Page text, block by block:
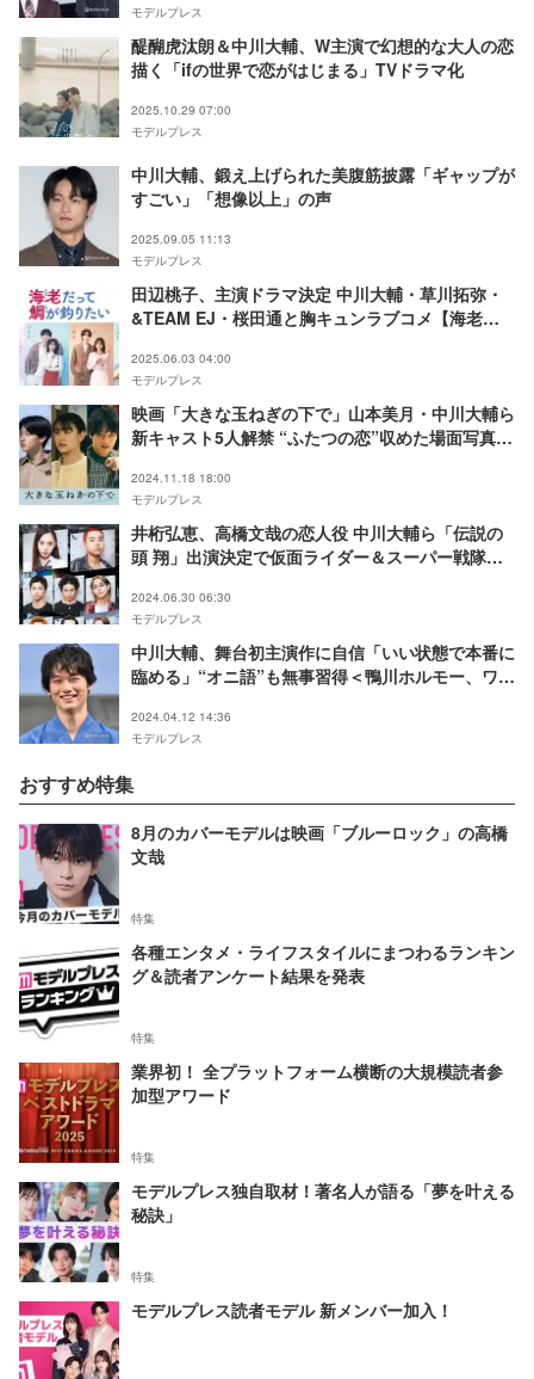
モデルプレス
醍醐虎汰朗＆中川大輔、W主演で幻想的な大人の恋
描く「ifの世界で恋がはじまる」TVドラマ化
2025.10.29 07:00
モデルプレス
中川大輔、鍛え上げられた美腹筋披露「ギャップが
すごい」「想像以上」の声
2025.09.05 11:13
モデルプレス
田辺桃子、主演ドラマ決定 中川大輔・草川拓弥・
&TEAM EJ・桜田通と胸キュンラブコメ【海老だ
2025.06.03 04:00
モデルプレス
映画「大きな玉ねぎの下で」山本美月・中川大輔ら
新キャスト5人解禁 “ふたつの恋”収めた場面写真も
2024.11.18 18:00
モデルプレス
井桁弘恵、高橋文哉の恋人役 中川大輔ら「伝説の
頭 翔」出演決定で仮面ライダー＆スーパー戦隊出
2024.06.30 06:30
モデルプレス
中川大輔、舞台初主演作に自信「いい状態で本番に
臨める」“オニ語”も無事習得＜鴨川ホルモー、ワン
2024.04.12 14:36
モデルプレス
おすすめ特集
8月のカバーモデルは映画「ブルーロック」の高橋
文哉
特集
各種エンタメ・ライフスタイルにまつわるランキン
グ＆読者アンケート結果を発表
特集
業界初！ 全プラットフォーム横断の大規模読者参
加型アワード
特集
モデルプレス独自取材！著名人が語る「夢を叶える
秘訣」
特集
モデルプレス読者モデル 新メンバー加入！